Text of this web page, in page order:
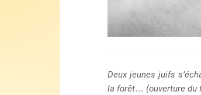
Deux jeunes juifs
la forêt… (ouverture du